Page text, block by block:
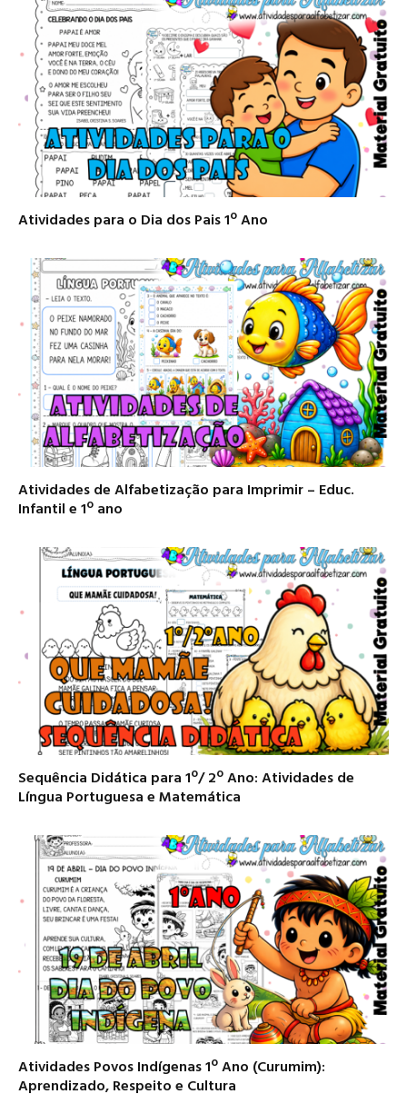
Atividades para o Dia dos Pais 1º Ano
Atividades de Alfabetização para Imprimir – Educ.
Infantil e 1º ano
Sequência Didática para 1º/ 2º Ano: Atividades de
Língua Portuguesa e Matemática
Atividades Povos Indígenas 1º Ano (Curumim):
Aprendizado, Respeito e Cultura